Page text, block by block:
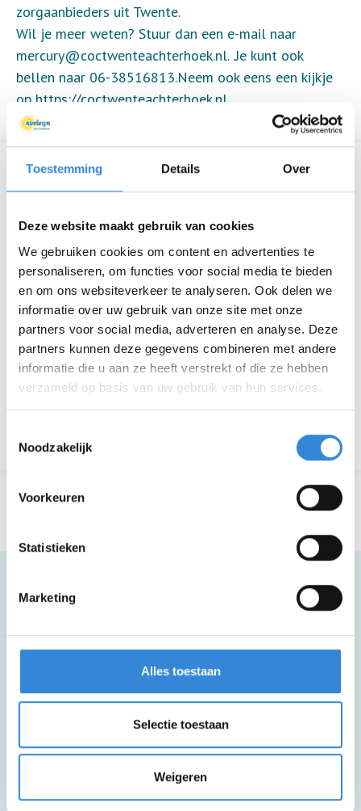
Toestemming Details Over
Deze website maakt gebruik van cookies
We gebruiken cookies om content en advertenties te
personaliseren, om functies voor social media te bieden
en om ons websiteverkeer te analyseren. Ook delen we
informatie over uw gebruik van onze site met onze
partners voor social media, adverteren en analyse. Deze
partners kunnen deze gegevens combineren met andere
informatie die u aan ze heeft verstrekt of die ze hebben
verzameld op basis van uw gebruik van hun services.
Noodzakelijk
Voorkeuren
Statistieken
Marketing
Alles toestaan
Selectie toestaan
Weigeren
Informatie
Tijd
19:30 - 22:00
Locatie
Café Stonewall, Enschede
Thema
Ontmoeten
Kosten
Geen
zorgaanbieders uit Twente.
Wil je meer weten? Stuur dan een e-mail naar
mercury@coctwenteachterhoek.nl. .Je kunt ook
bellen naar 06-38516813.Neem ook eens een kijkje
op https://coctwenteachterhoek.nl...
Deze activiteit is rolstoel toegankelijk.
Deze activiteit is inclusief een kopje
koffie of thee.